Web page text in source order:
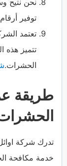
توفير
تعتمد
تتميز هذه
الحشرات.
طريقة
تدرك شركة
خدمة مكافحة